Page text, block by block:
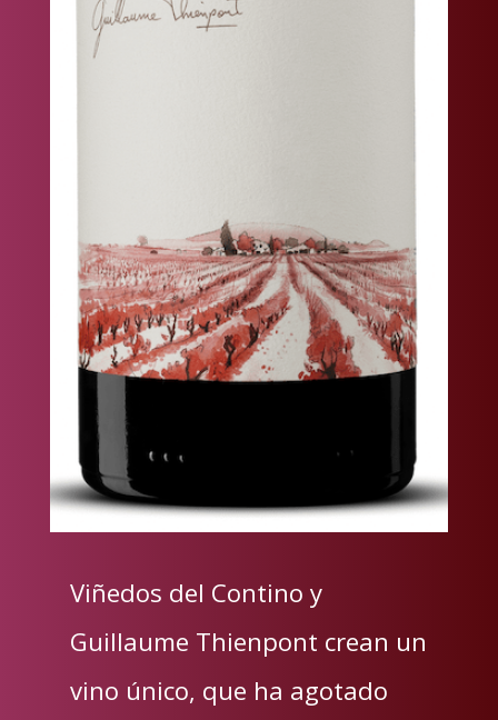
Viñedos del Contino y
Guillaume Thienpont crean un
vino único, que ha agotado